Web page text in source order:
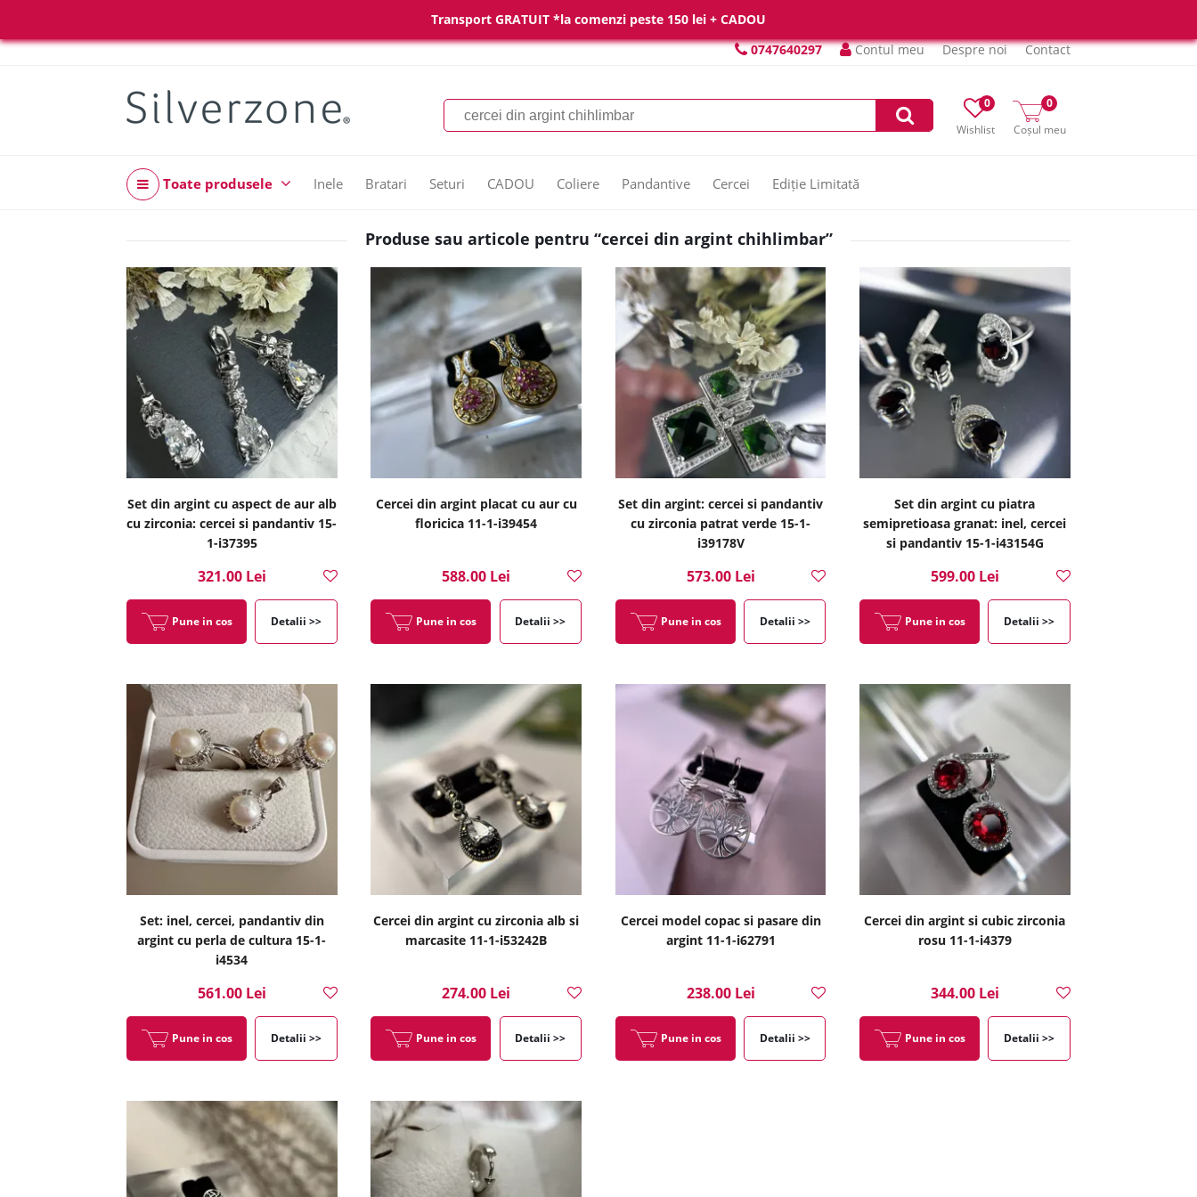
Transport GRATUIT *la comenzi peste 150 lei + CADOU
0747640297
Contul meu Despre noi Contact
Wishlist
0
Coșul meu
0
Toate produsele Inele Bratari Seturi CADOU Coliere Pandantive Cercei Ediție Limitată
Produse sau articole pentru “cercei din argint chihlimbar”
Set din argint cu aspect de aur alb
cu zirconia: cercei si pandantiv 15-
1-i37395
321.00 Lei
Pune in cos Detalii >>
Cercei din argint placat cu aur cu
floricica 11-1-i39454
588.00 Lei
Pune in cos Detalii >>
Set din argint: cercei si pandantiv
cu zirconia patrat verde 15-1-
i39178V
573.00 Lei
Pune in cos Detalii >>
Set din argint cu piatra
semipretioasa granat: inel, cercei
si pandantiv 15-1-i43154G
599.00 Lei
Pune in cos Detalii >>
Set: inel, cercei, pandantiv din
argint cu perla de cultura 15-1-
i4534
561.00 Lei
Pune in cos Detalii >>
Cercei din argint cu zirconia alb si
marcasite 11-1-i53242B
274.00 Lei
Pune in cos Detalii >>
Cercei model copac si pasare din
argint 11-1-i62791
238.00 Lei
Pune in cos Detalii >>
Cercei din argint si cubic zirconia
rosu 11-1-i4379
344.00 Lei
Pune in cos Detalii >>